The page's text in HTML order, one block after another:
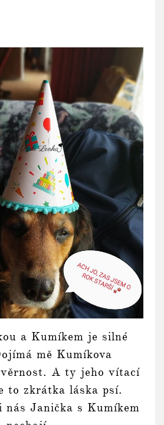
a Kumíkem je silné
mě Kumíkova
A ty jeho vítací
to zkrátka láska psí.
nás Janička s Kumíkem